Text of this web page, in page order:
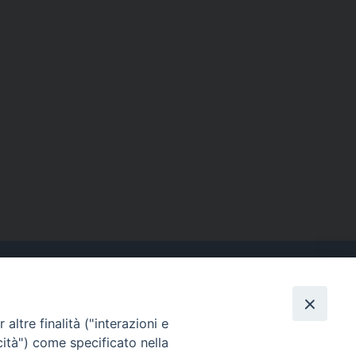
Contatti
Tel. 090.6684111 - Fax.
altre finalità ("interazioni e
come specificato nella